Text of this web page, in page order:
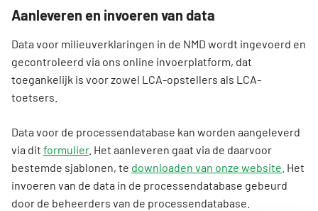
Aanleveren en invoeren van data
Data voor milieuverklaringen in de NMD wordt ingevoerd en
gecontroleerd via ons online invoerplatform, dat
toegankelijk is voor zowel LCA-opstellers als LCA-
toetsers.
Data voor de processendatabase kan worden aangeleverd
via dit formulier. Het aanleveren gaat via de daarvoor
bestemde sjablonen, te downloaden van onze website . Het
invoeren van de data in de processendatabase gebeurd
door de beheerders van de processendatabase.